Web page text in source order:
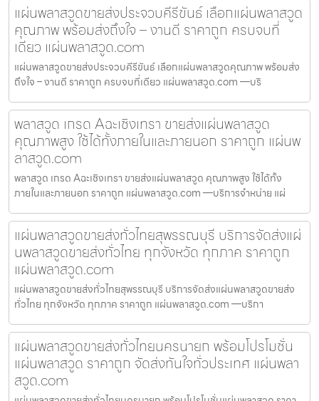
แผ่นพลาสวูดขายส่งประจวบคีรีขันธ์ เลือกแผ่นพลาสวูด
คุณภาพ พร้อมส่งถึงใจ – งานดี ราคาถูก ครบจบที่
เดียว แผ่นพลาสวูด.com
แผ่นพลาสวูดขายส่งประจวบคีรีขันธ์ เลือกแผ่นพลาสวูดคุณภาพ พร้อมส่ง
ถึงใจ – งานดี ราคาถูก ครบจบที่เดียว แผ่นพลาสวูด.com —บริ
พลาสวูด เกรด Aฉะเชิงเทรา ขายส่งแผ่นพลาสวูด
คุณภาพสูง ใช้ได้ทั้งภายในและภายนอก ราคาถูก แผ่นพ
ลาสวูด.com
พลาสวูด เกรด Aฉะเชิงเทรา ขายส่งแผ่นพลาสวูด คุณภาพสูง ใช้ได้ทั้ง
ภายในและภายนอก ราคาถูก แผ่นพลาสวูด.com —บริการจำหน่าย แผ่
แผ่นพลาสวูดขายส่งทั่วไทยสุพรรณบุรี บริการจัดส่งแผ่
นพลาสวูดขายส่งทั่วไทย ทุกจังหวัด ทุกภาค ราคาถูก
แผ่นพลาสวูด.com
แผ่นพลาสวูดขายส่งทั่วไทยสุพรรณบุรี บริการจัดส่งแผ่นพลาสวูดขายส่ง
ทั่วไทย ทุกจังหวัด ทุกภาค ราคาถูก แผ่นพลาสวูด.com —บริกา
แผ่นพลาสวูดขายส่งทั่วไทยนครนายก พร้อมโปรโมชั่น
แผ่นพลาสวูด ราคาถูก จัดส่งทันใจทั่วประเทศ แผ่นพลา
สวูด.com